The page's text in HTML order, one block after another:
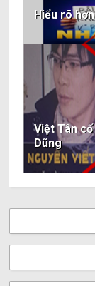
Hiểu rõ
Việt Tân
Dũng